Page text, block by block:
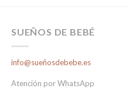
SUEÑOS DE BEBÉ
info@sueñosdebebe.es
Atención por WhatsApp